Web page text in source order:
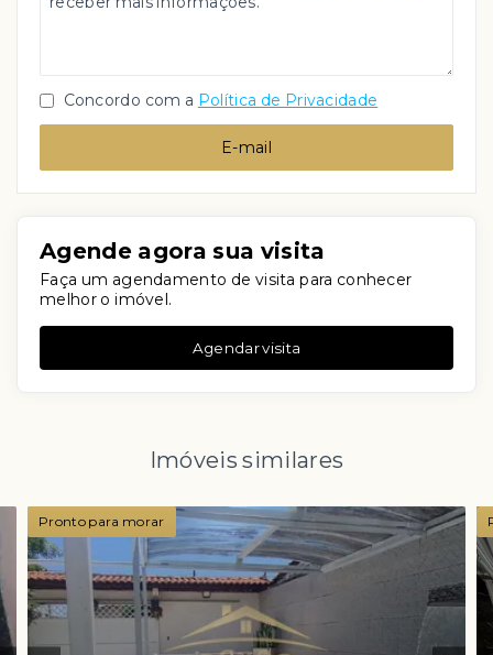
Concordo com a Política de Privacidade
E-mail
Agende agora sua visita
Faça um agendamento de visita para conhecer
melhor o imóvel.
Agendar visita
Imóveis similares
Pronto para morar